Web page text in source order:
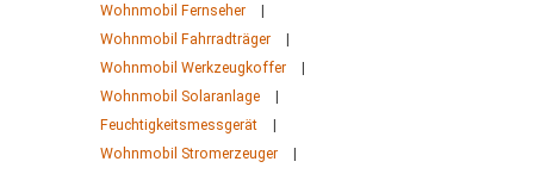
Wohnmobil Fernseher
Wohnmobil Fahrradträger
Wohnmobil Werkzeugkoffer
Wohnmobil Solaranlage
Feuchtigkeitsmessgerät
Wohnmobil Stromerzeuger